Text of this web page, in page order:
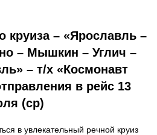
круиза – «Ярославль –
– Мышкин – Углич –
– т/х «Космонавт
в рейс 13
(ср)
в увлекательный речной круиз